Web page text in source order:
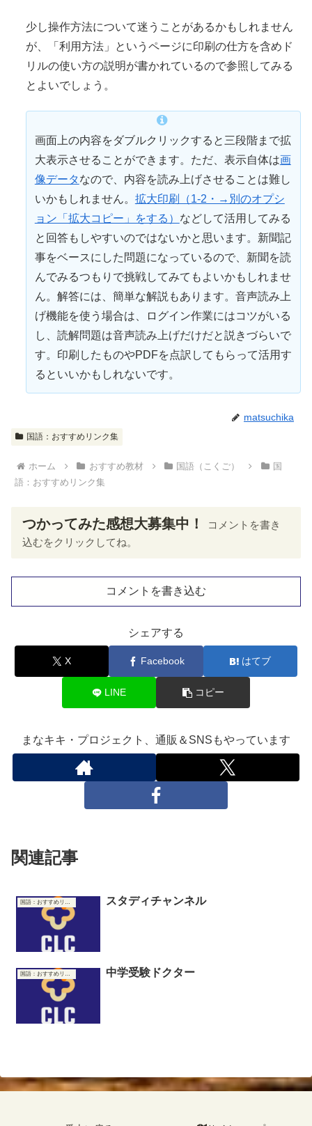
少し操作方法について迷うことがあるかもしれません
が、「利用方法」というページに印刷の仕方を含めド
リルの使い方の説明が書かれているので参照 してみる
とよいでしょう。
画面上の内容をダブルクリックすると三段階まで拡
大表示させることができます。ただ、表示自体は画
像データなので、内容を読み上げさせることは難し
いかもしれません。 拡大印刷（1-2・→別のオプシ
ョン「拡大コピー」をする） などして活用してみる
と回答もしやすいのではないかと思います。新聞記
事をベースにした問題になっているので、新聞を読
んでみるつもりで挑戦してみてもよいかもしれませ
ん。解答には、簡単な解説もあります。音声読み上
げ機能を使う場合は、ログイン作業にはコツがいる
し、読解問題は音声読み上げだけだと説きづらいで
す。印刷したものやPDFを点訳してもらって活用す
るといいかもしれないです。
matsuchika
国語：おすすめリンク集
ホーム おすすめ教材 国語（こくご）
国
語：おすすめリンク集
つかってみた感想大募集中！
コメントを書き
込むをクリックしてね。
コメントを書き込む
シェアする
X Facebook はてブ
LINE コピー
まなキキ・プロジェクト、通販＆SNSもやっています
関連記事
国語：おすすめリンク集 スタディチャンネル
国語：おすすめリンク集 中学受験ドクター